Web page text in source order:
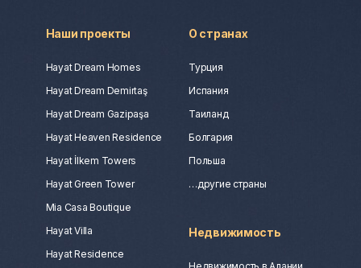
Наши проекты
Hayat Dream Homes
Hayat Dream Demirtaş
Hayat Dream Gazipaşa
Hayat Heaven Residence
Hayat İlkem Towers
Hayat Green Tower
Mia Casa Boutique
Hayat Villa
Hayat Residence
О странах
Турция
Испания
Таиланд
Болгария
Польша
…другие страны
Недвижимость